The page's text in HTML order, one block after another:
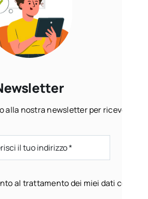
alla nostra newsletter per ricevere
al trattamento dei miei dati come